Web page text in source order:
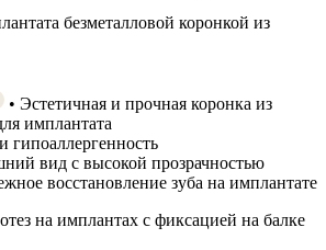
безметалловой коронкой из
• Эстетичная и прочная коронка из
имплантата
гипоаллергенность
вид с высокой прозрачностью
восстановление зуба на имплантате
на имплантах с фиксацией на балке